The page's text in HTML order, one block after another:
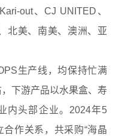
out、CJ UNITED、
北美、南美、澳洲、亚
生产线，均保持忙满
下游产品以水果盒、寿
内头部企业。2024年5
作关系，共采购“海晶